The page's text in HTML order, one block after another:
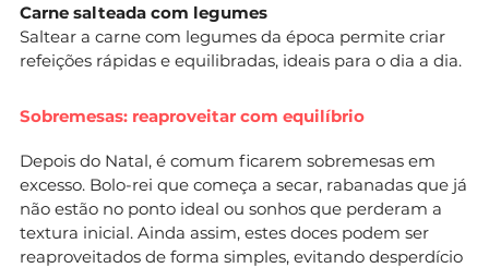
Carne salteada com legumes
Saltear a carne com legumes da época permite criar
refeições rápidas e equilibradas, ideais para o dia a dia.
Sobremesas: reaproveitar com equilíbrio
Depois do Natal, é comum ficarem sobremesas em
excesso. Bolo-rei que começa a secar, rabanadas que já
não estão no ponto ideal ou sonhos que perderam a
textura inicial. Ainda assim, estes doces podem ser
reaproveitados de forma simples, evitando desperdício